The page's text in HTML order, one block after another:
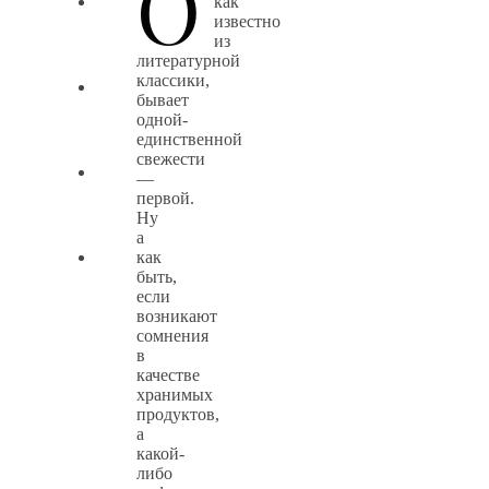
известно
из
литературной
классики,
бывает
одной-
единственной
свежести
—
первой.
Ну
а
как
быть,
если
возникают
сомнения
в
качестве
хранимых
продуктов,
а
какой-
либо